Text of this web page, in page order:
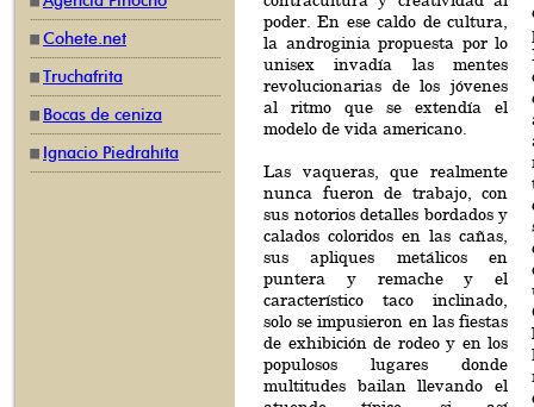
Cohete.net
Truchafrita
Bocas de ceniza
Ignacio Piedrahíta
poder. En ese caldo de cultura,
la androginia propuesta por lo
unisex invadía las mentes
revolucionarias de los jóvenes
al ritmo que se extendía el
modelo de vida americano.
Las vaqueras, que realmente
nunca fueron de trabajo, con
sus notorios detalles bordados y
calados coloridos en las cañas,
sus apliques metálicos en
puntera y remache y el
característico taco inclinado,
solo se impusieron en las fiestas
de exhibición de rodeo y en los
populosos lugares donde
multitudes bailan llevando el